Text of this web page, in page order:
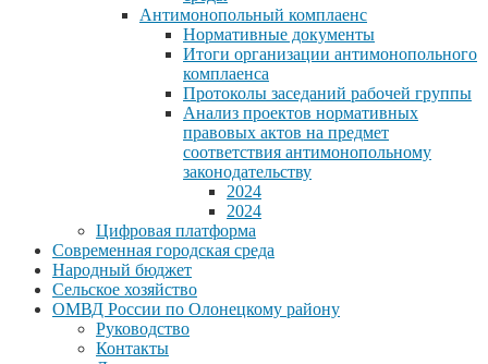
Антимонопольный комплаенс
Нормативные документы
Итоги организации антимонопольного
комплаенса
Протоколы заседаний рабочей группы
Анализ проектов нормативных
правовых актов на предмет
соответствия антимонопольному
законодательству
2024
2024
Цифровая платформа
Современная городская среда
Народный бюджет
Сельское хозяйство
ОМВД России по Олонецкому району
Руководство
Контакты